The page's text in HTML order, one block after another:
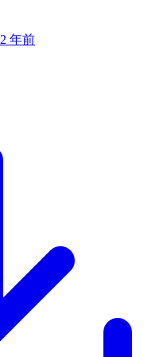
2 年前